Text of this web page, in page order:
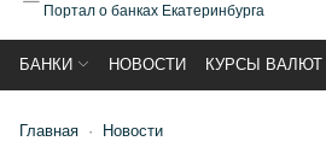
Портал о банках Екатеринбурга
БАНКИ НОВОСТИ КУРСЫ ВАЛЮТ
Главная Новости